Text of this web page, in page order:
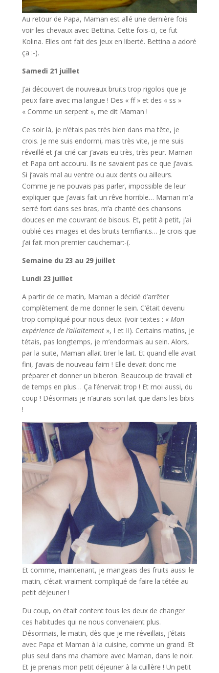
Au retour de Papa, Maman est allé une dernière fois
voir les chevaux avec Bettina. Cette fois-ci, ce fut
Kolina. Elles ont fait des jeux en liberté. Bettina a adoré
ça :-).
Samedi 21 juillet
J’ai découvert de nouveaux bruits trop rigolos que je
peux faire avec ma langue ! Des « ff » et des « ss »
« Comme un serpent », me dit Maman !
Ce soir là, je n’étais pas très bien dans ma tête, je
crois. Je me suis endormi, mais très vite, je me suis
réveillé et j’ai crié car j’avais eu très, très peur. Maman
et Papa ont accouru. Ils ne savaient pas ce que j’avais.
Si j’avais mal au ventre ou aux dents ou ailleurs.
Comme je ne pouvais pas parler, impossible de leur
expliquer que j’avais fait un rêve horrible… Maman m’a
serré fort dans ses bras, m’a chanté des chansons
douces en me couvrant de bisous. Et, petit à petit, j’ai
oublié ces images et des bruits terrifiants… Je crois que
j’ai fait mon premier cauchemar:-(.
Semaine du 23 au 29 juillet
Lundi 23 juillet
A partir de ce matin, Maman a décidé d’arrêter
complètement de me donner le sein. C’était devenu
trop compliqué pour nous deux. (voir textes : «Mon
expérience de l’allaitement», I et II). Certains matins, je
tétais, pas longtemps, je m’endormais au sein. Alors,
par la suite, Maman allait tirer le lait. Et quand elle avait
fini, j’avais de nouveau faim ! Elle devait donc me
préparer et donner un biberon. Beaucoup de travail et
de temps en plus… Ça l’énervait trop ! Et moi aussi, du
coup ! Désormais je n’aurais son lait que dans les bibis
!
Et comme, maintenant, je mangeais des fruits aussi le
matin, c’était vraiment compliqué de faire la tétée au
petit déjeuner !
Du coup, on était content tous les deux de changer
ces habitudes qui ne nous convenaient plus.
Désormais, le matin, dès que je me réveillais, j’étais
avec Papa et Maman à la cuisine, comme un grand. Et
plus seul dans ma chambre avec Maman, dans le noir.
Et je prenais mon petit déjeuner à la cuillère ! Un petit